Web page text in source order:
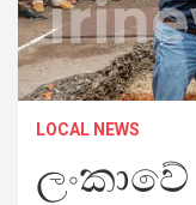
LOCAL NEWS